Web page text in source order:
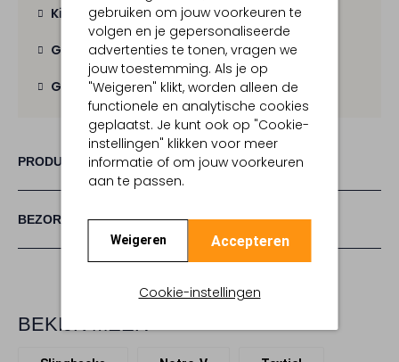
gebruiken om jouw voorkeuren te
volgen en je gepersonaliseerde
advertenties te tonen, vragen we
jouw toestemming. Als je op
"Weigeren" klikt, worden alleen de
functionele en analytische cookies
geplaatst. Je kunt ook op "Cookie-
instellingen" klikken voor meer
informatie of om jouw voorkeuren
aan te passen.
Weigeren Accepteren
Cookie-instellingen
Kies zelf je bezorgmoment
Gratis verzending vanaf € 100,-
Gratis retourbinnen 30 dagen
PRODUCT INFORMATIE
BEZORGEN & RETOURNEREN
BEKIJK MEER